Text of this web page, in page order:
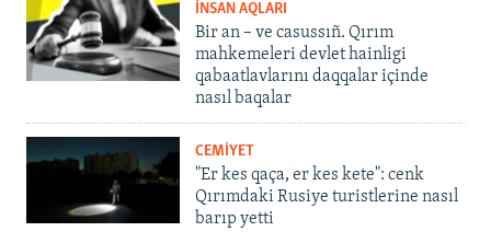
İNSAN AQLARI
Bir an – ve casussıñ. Qırım
mahkemeleri devlet hainligi
qabaatlavlarını daqqalar içinde
nasıl baqalar
CEMİYET
"Er kes qaça, er kes kete": cenk
Qırımdaki Rusiye turistlerine nasıl
barıp yetti